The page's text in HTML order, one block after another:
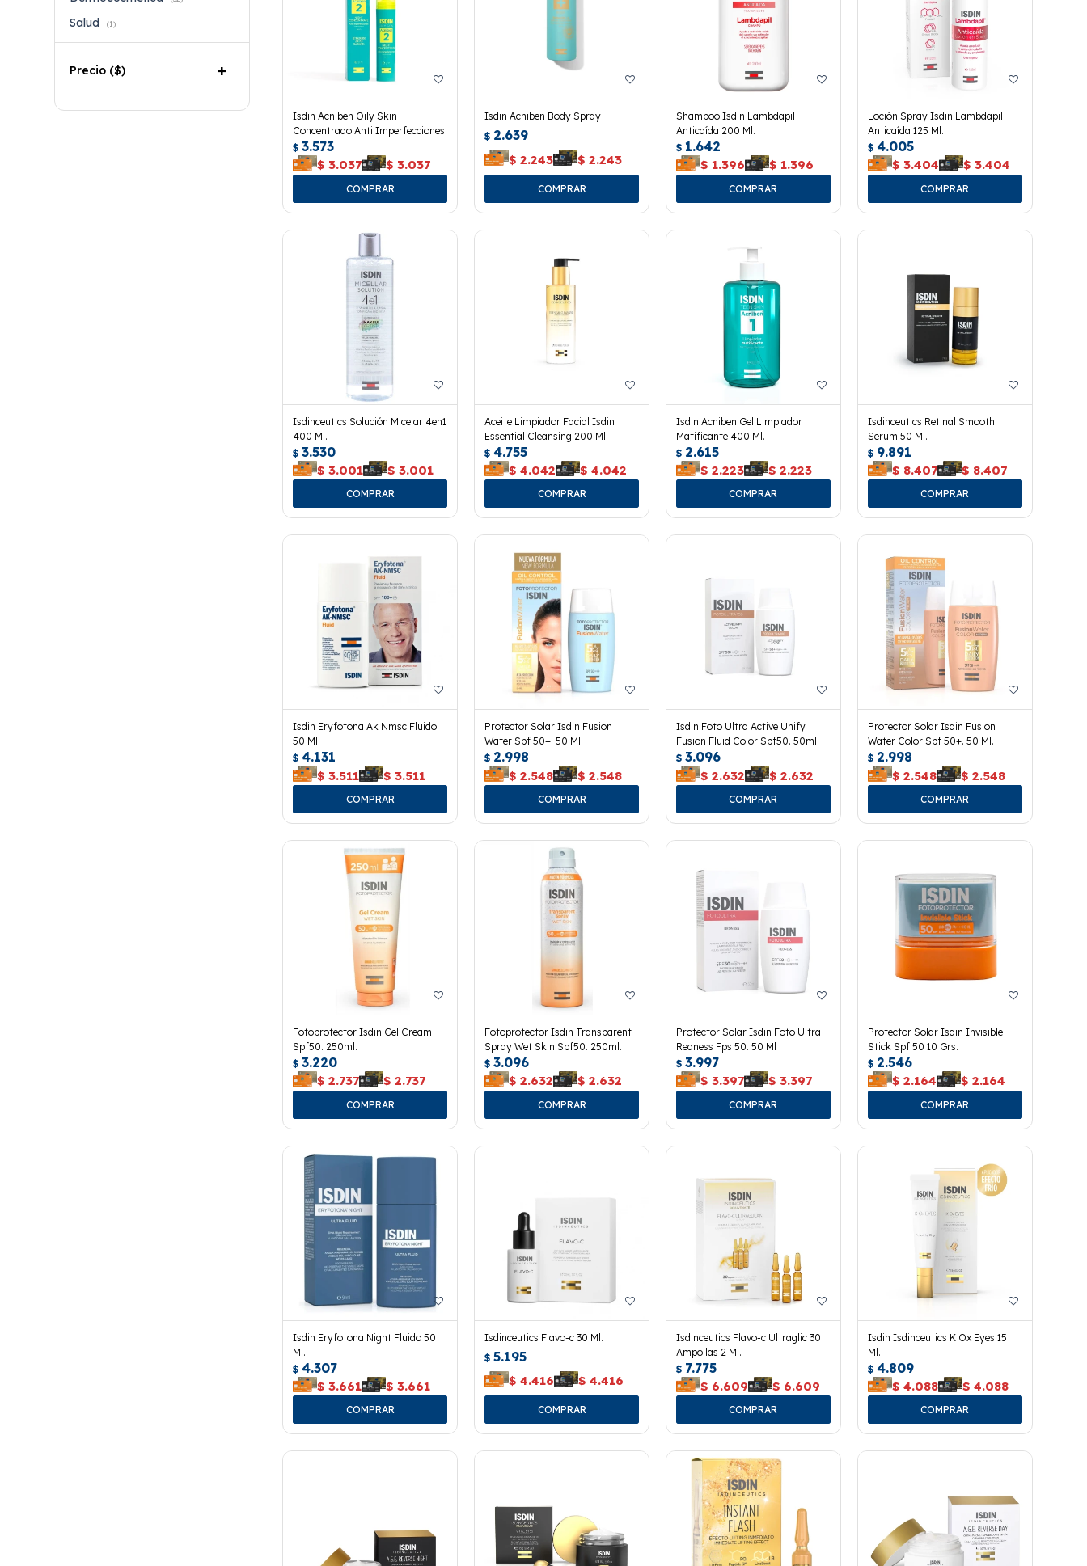
Isdin Acniben Oily Skin
Concentrado Anti Imperfecciones
$ 3.573
$ 3.037 $ 3.037
Isdin Acniben Body Spray
$ 2.639
$ 2.243 $ 2.243
Shampoo Isdin Lambdapil
Anticaída 200 Ml.
$ 1.642
$ 1.396 $ 1.396
Loción Spray Isdin Lambdapil
Anticaída 125 Ml.
$ 4.005
$ 3.404 $ 3.404
Isdinceutics Solución Micelar 4en1
400 Ml.
$ 3.530
$ 3.001 $ 3.001
Aceite Limpiador Facial Isdin
Essential Cleansing 200 Ml.
$ 4.755
$ 4.042 $ 4.042
Isdin Acniben Gel Limpiador
Matificante 400 Ml.
$ 2.615
$ 2.223 $ 2.223
Isdinceutics Retinal Smooth
Serum 50 Ml.
$ 9.891
$ 8.407 $ 8.407
Isdin Eryfotona Ak Nmsc Fluido
50 Ml.
$ 4.131
$ 3.511 $ 3.511
Protector Solar Isdin Fusion
Water Spf 50+. 50 Ml.
$ 2.998
$ 2.548 $ 2.548
Isdin Foto Ultra Active Unify
Fusion Fluid Color Spf50. 50ml
$ 3.096
$ 2.632 $ 2.632
Protector Solar Isdin Fusion
Water Color Spf 50+. 50 Ml.
$ 2.998
$ 2.548 $ 2.548
Fotoprotector Isdin Gel Cream
Spf50. 250ml.
$ 3.220
$ 2.737 $ 2.737
Fotoprotector Isdin Transparent
Spray Wet Skin Spf50. 250ml.
$ 3.096
$ 2.632 $ 2.632
Protector Solar Isdin Foto Ultra
Redness Fps 50. 50 Ml
$ 3.997
$ 3.397 $ 3.397
Protector Solar Isdin Invisible
Stick Spf 50 10 Grs.
$ 2.546
$ 2.164 $ 2.164
Isdin Eryfotona Night Fluido 50
Ml.
$ 4.307
$ 3.661 $ 3.661
Isdinceutics Flavo-c 30 Ml.
$ 5.195
$ 4.416 $ 4.416
Isdinceutics Flavo-c Ultraglic 30
Ampollas 2 Ml.
$ 7.775
$ 6.609 $ 6.609
Isdin Isdinceutics K Ox Eyes 15
Ml.
$ 4.809
$ 4.088 $ 4.088
Salud (1)
Precio ($)